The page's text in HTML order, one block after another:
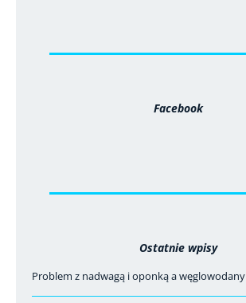
Facebook
Ostatnie wpisy
Problem z nadwagą i oponką a węglowodany